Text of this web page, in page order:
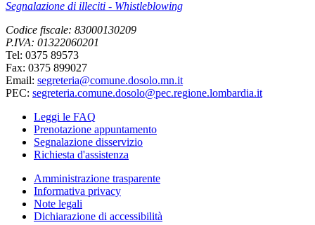
Segnalazione di illeciti - Whistleblowing
Codice fiscale: 83000130209
P.IVA: 01322060201
Tel: 0375 89573
Fax: 0375 899027
Email: segreteria@comune.dosolo.mn.it
PEC: segreteria.comune.dosolo@pec.regione.lombardia.it
Leggi le FAQ
Prenotazione appuntamento
Segnalazione disservizio
Richiesta d'assistenza
Amministrazione trasparente
Informativa privacy
Note legali
Dichiarazione di accessibilità